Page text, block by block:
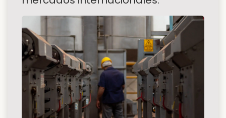
Tecnología
Nuestras instalaciones y procesos
de vanguardia nos permiten
ofrecer una calidad constante y un
suministro confiable a los
mercados internacionales.